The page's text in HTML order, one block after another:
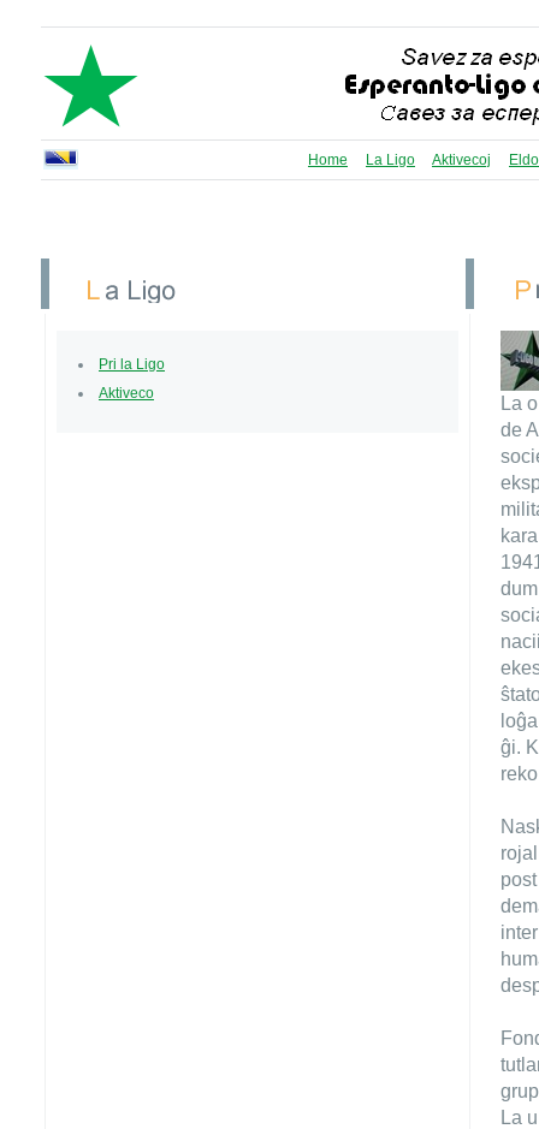
Home La Ligo Aktivecoj
Pri la Ligo
Aktiveco
La
de
ĝi.
La